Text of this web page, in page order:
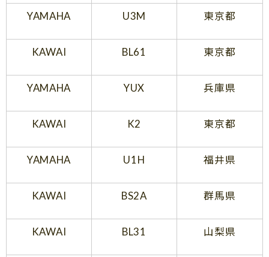
YAMAHA U3M 東京都
KAWAI BL61 東京都
YAMAHA YUX 兵庫県
KAWAI K2 東京都
YAMAHA U1H 福井県
KAWAI BS2A 群馬県
KAWAI BL31 山梨県